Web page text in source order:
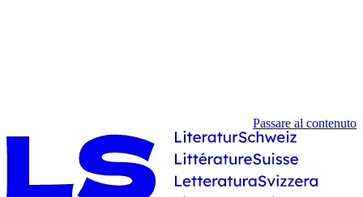
Passare al contenuto